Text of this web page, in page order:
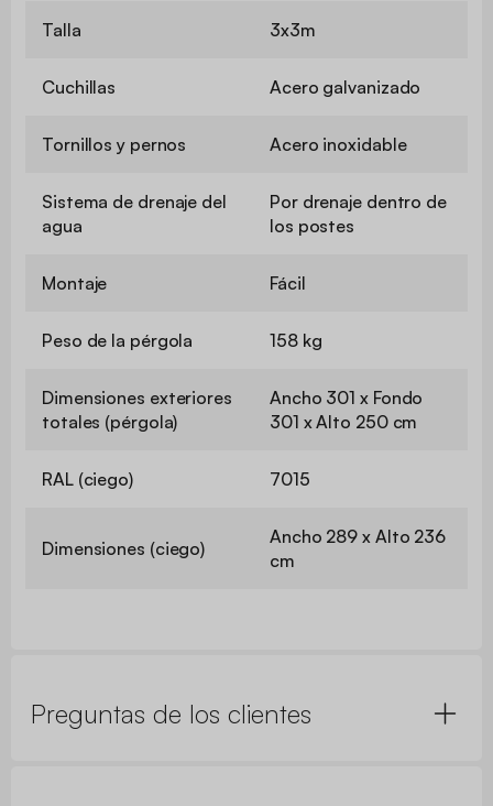
Talla 3x3m
Cuchillas Acero galvanizado
Tornillos y pernos Acero inoxidable
Sistema de drenaje del
agua
Por drenaje dentro de
los postes
Montaje Fácil
Peso de la pérgola 158 kg
Dimensiones exteriores
totales (pérgola)
Ancho 301 x Fondo
301 x Alto 250 cm
RAL (ciego) 7015
Dimensiones (ciego)
Ancho 289 x Alto 236
cm
Preguntas de los clientes